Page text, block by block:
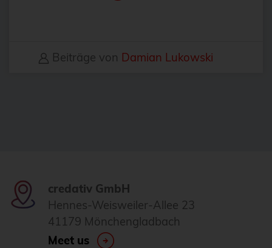
Event
Flux
Foreman
FOSDEM
Beiträge von Damian Lukowski
credativ GmbH
Hennes-Weisweiler-Allee 23
41179 Mönchengladbach
Meet us